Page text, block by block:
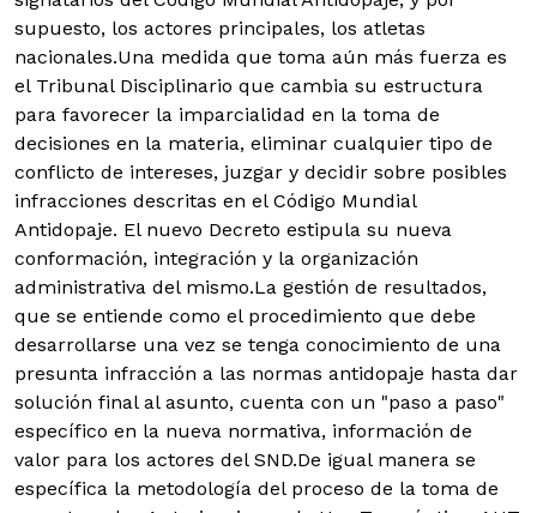
supuesto, los actores principales, los atletas
nacionales.Una medida que toma aún más fuerza es
el Tribunal Disciplinario que cambia su estructura
para favorecer la imparcialidad en la toma de
decisiones en la materia, eliminar cualquier tipo de
conflicto de intereses, juzgar y decidir sobre posibles
infracciones descritas en el Código Mundial
Antidopaje. El nuevo Decreto estipula su nueva
conformación, integración y la organización
administrativa del mismo.La gestión de resultados,
que se entiende como el procedimiento que debe
desarrollarse una vez se tenga conocimiento de una
presunta infracción a las normas antidopaje hasta dar
solución final al asunto, cuenta con un "paso a paso"
específico en la nueva normativa, información de
valor para los actores del SND.De igual manera se
específica la metodología del proceso de la toma de